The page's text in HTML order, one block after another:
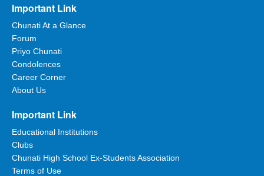
Important Link
Chunati At a Glance
Forum
Priyo Chunati
Condolences
Career Corner
About Us
Important Link
Educational Institutions
Clubs
Chunati High School Ex-Students Association
Terms of Use